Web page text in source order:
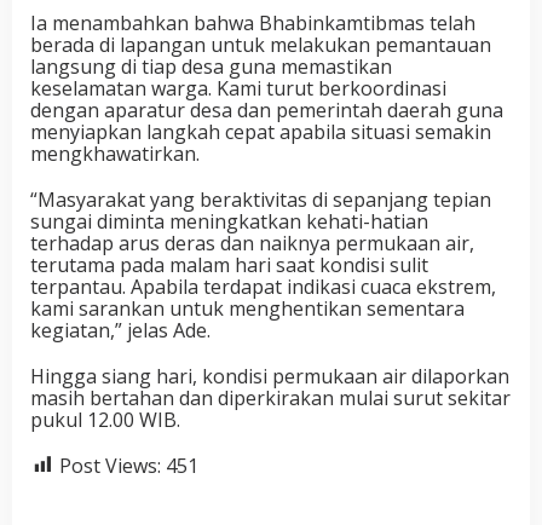
Ia menambahkan bahwa Bhabinkamtibmas telah
berada di lapangan untuk melakukan pemantauan
langsung di tiap desa guna memastikan
keselamatan warga. Kami turut berkoordinasi
dengan aparatur desa dan pemerintah daerah guna
menyiapkan langkah cepat apabila situasi semakin
mengkhawatirkan.
“Masyarakat yang beraktivitas di sepanjang tepian
sungai diminta meningkatkan kehati-hatian
terhadap arus deras dan naiknya permukaan air,
terutama pada malam hari saat kondisi sulit
terpantau. Apabila terdapat indikasi cuaca ekstrem,
kami sarankan untuk menghentikan sementara
kegiatan,” jelas Ade.
Hingga siang hari, kondisi permukaan air dilaporkan
masih bertahan dan diperkirakan mulai surut sekitar
pukul 12.00 WIB.
Post Views: 451